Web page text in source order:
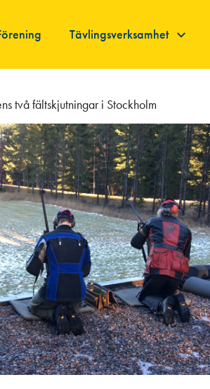
Tävlingsverksamhet
två fältskjutningar i Stockholm